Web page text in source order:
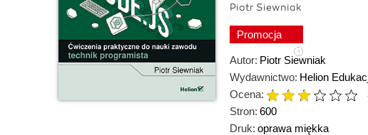
Piotr Siewniak
Promocja
Autor: Piotr Siewniak
Wydawnictwo: Helion
Ocena:
Stron: 600
Druk: oprawa miękka